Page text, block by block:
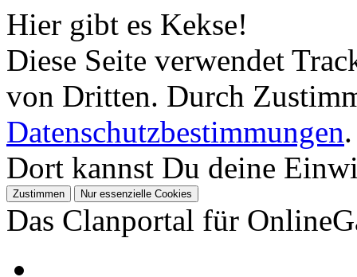
Hier gibt es Kekse!
Diese Seite verwendet
von Dritten. Durch
Datenschutzbestimmungen.
Dort kannst Du deine
Das Clanportal für